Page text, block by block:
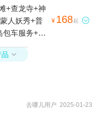
黄金射手俱
射击场+普吉
มกีฬายิงปืน
+查龙寺+神
人妖秀+普
包车服务+山
尼莫
¥ 168起 

去哪儿用户 2025-01-23